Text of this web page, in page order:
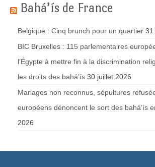
Bahá’ís de France
Belgique : Cinq brunch pour un quartier 31
BIC Bruxelles : 115 parlementaires
l’Égypte à mettre fin à la discrimination
les droits des bahá’ís 30 juillet 2026
Mariages non reconnus, sépultures
européens dénoncent le sort des bahá’ís
2026